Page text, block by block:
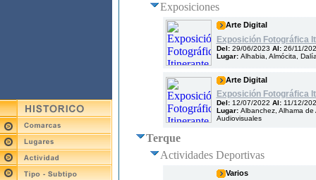
Exposiciones
Arte Digital
Exposición Fotográfica
Del: 29/06/2023 Al: 26/11/
Lugar: Alhabia, Almócita,
Arte Digital
Exposición Fotográfica
Del: 12/07/2022 Al: 11/12/
Lugar: Albanchez, Alhama
Audiovisuales
Terque
Actividades Deportivas
Varios